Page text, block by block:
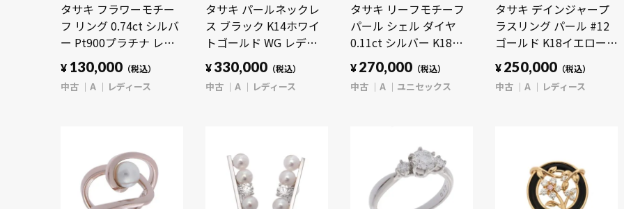
タサキ フラワーモチー
フ リング 0.74ct シルバ
ー Pt900プラチナ レデ
ィース ジュエリー 【中
古】【jewelry】
¥ 130,000 （税込）
中古 A レディース
タサキ パールネックレ
ス ブラック K14ホワイ
トゴールド WG レディ
ース ジュエリー 【中
古】【jewelry】
¥ 330,000 （税込）
中古 A レディース
タサキ リーフモチーフ
パール シェル ダイヤ
0.11ct シルバー K18ホ
ワイトゴールド WG ユ
ニセックス ジュエリー
【中古】【jewelry】
¥ 270,000 （税込）
中古 A ユニセックス
タサキ デインジャープ
ラスリング パール #12
ゴールド K18イエローゴ
ールド YG/パール レデ
ィース ジュエリー 【中
古】【jewelry】
¥ 250,000 （税込）
中古 A レディース